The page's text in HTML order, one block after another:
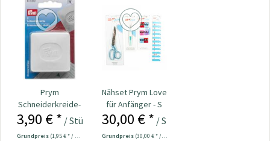
Prym
Schneiderkreide-
Platten weiß 2
Stück Nr....
3,90 € * / Stück
Grundpreis (1,95 € * / 1 Stück)
Nähset Prym Love
für Anfänger - S
30,00 € * / Stück
Grundpreis (30,00 € * / 1 Stück)